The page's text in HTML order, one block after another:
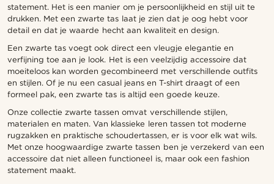
statement. Het is een manier om je persoonlijkheid en stijl uit te
drukken. Met een zwarte tas laat je zien dat je oog hebt voor
detail en dat je waarde hecht aan kwaliteit en design.
Een zwarte tas voegt ook direct een vleugje elegantie en
verfijning toe aan je look. Het is een veelzijdig accessoire dat
moeiteloos kan worden gecombineerd met verschillende outfits
en stijlen. Of je nu een casual jeans en T-shirt draagt of een
formeel pak, een zwarte tas is altijd een goede keuze.
Onze collectie zwarte tassen omvat verschillende stijlen,
materialen en maten. Van klassieke leren tassen tot moderne
rugzakken en praktische schoudertassen, er is voor elk wat wils.
Met onze hoogwaardige zwarte tassen ben je verzekerd van een
accessoire dat niet alleen functioneel is, maar ook een fashion
statement maakt.